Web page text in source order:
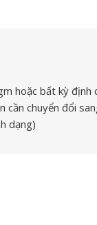
hoặc bất kỳ định
cần chuyển đổi
dạng)